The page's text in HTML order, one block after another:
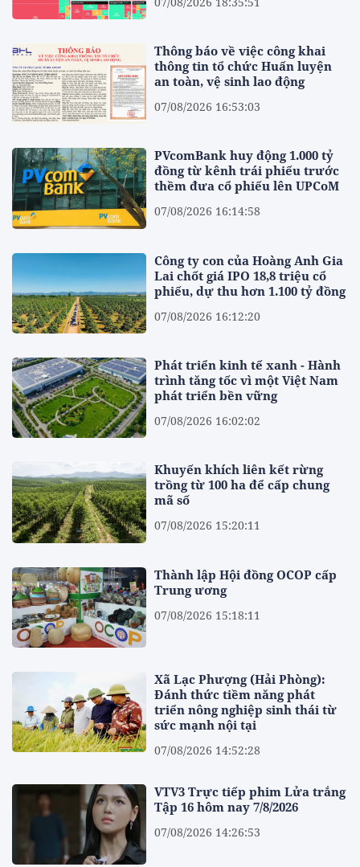
Thông báo về việc công khai
thông tin tổ chức Huấn luyện
an toàn, vệ sinh lao động
07/08/2026 16:53:03
PVcomBank huy động 1.000 tỷ
đồng từ kênh trái phiếu trước
thềm đưa cổ phiếu lên UPCoM
07/08/2026 16:14:58
Công ty con của Hoàng Anh Gia
Lai chốt giá IPO 18,8 triệu cổ
phiếu, dự thu hơn 1.100 tỷ đồng
07/08/2026 16:12:20
Phát triển kinh tế xanh - Hành
trình tăng tốc vì một Việt Nam
phát triển bền vững
07/08/2026 16:02:02
Khuyến khích liên kết rừng
trồng từ 100 ha để cấp chung
mã số
07/08/2026 15:20:11
Thành lập Hội đồng OCOP cấp
Trung ương
07/08/2026 15:18:11
Xã Lạc Phượng (Hải Phòng):
Đánh thức tiềm năng phát
triển nông nghiệp sinh thái từ
sức mạnh nội tại
07/08/2026 14:52:28
VTV3 Trực tiếp phim Lửa trắng
Tập 16 hôm nay 7/8/2026
07/08/2026 14:26:53